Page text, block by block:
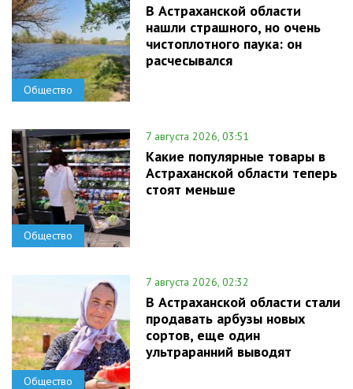
Общество
В Астраханской области
нашли страшного, но очень
чистоплотного паука: он
расчесывался
Общество
7 августа 2026, 03:51
Какие популярные товары в
Астраханской области теперь
стоят меньше
Общество
7 августа 2026, 02:32
В Астраханской области стали
продавать арбузы новых
сортов, еще один
ультраранний выводят